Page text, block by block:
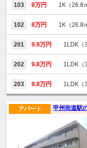
103 8万円 1K（26.8
102 8万円 1K（26.8
201 9.9万円 1LDK（
202 9.8万円 1LDK（
203 9.8万円 1LDK（
甲州街道駅
アパート